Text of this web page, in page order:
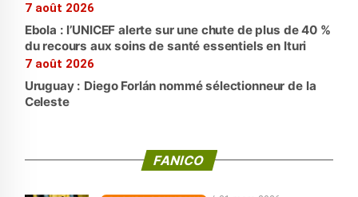
7 août 2026
Ebola : l’UNICEF alerte sur une chute de plus de 40 %
du recours aux soins de santé essentiels en Ituri
7 août 2026
Uruguay : Diego Forlán nommé sélectionneur de la
Celeste
FANICO